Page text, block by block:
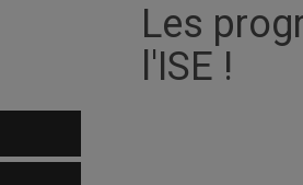
Les
l'ISE !